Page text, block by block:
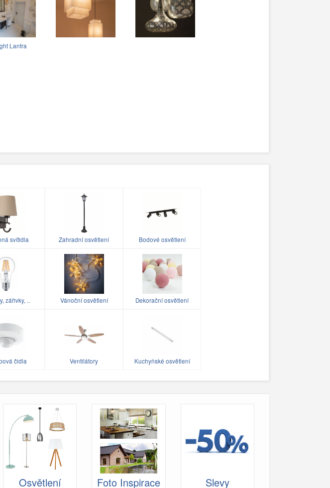
Lantra
svítidla Zahradní osvětlení Bodové osvětlení
zářivky, .. Vánoční osvětlení Dekorační osvětlení
čidla Ventilátory Kuchyňské osvětlení
Osvětlení Foto Inspirace Slevy